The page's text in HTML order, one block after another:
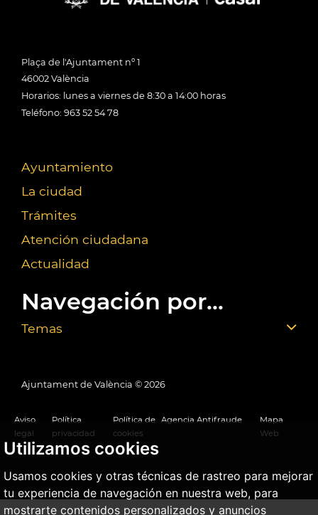
Utilizamos cookies
Usamos cookies y otras técnicas de rastreo para mejorar
tu experiencia de navegación en nuestra web, para
mostrarte contenidos personalizados y anuncios
Plaça de l'Ajuntament nº 1
46002 València
Horarios: lunes a viernes de 8:30 a 14:00 horas
Teléfono: 963 52 54 78
Ayuntamiento
La ciudad
Trámites
Atención ciudadana
Actualidad
Navegación por...
Temas
Ajuntament de València © 2026
Aviso
legal
Política
privacidad
Política de
cookies
Agencia Antifraude
Mapa
Web